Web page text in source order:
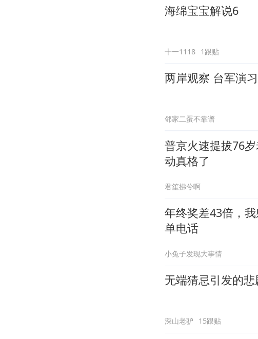
海绵宝宝解说6
十一1118 1跟贴
两岸观察 台军演
邻家二蛋不靠谱
普京火速提拔76
动真格了
君笙拂兮啊
年终奖差43倍，
单电话
小兔子发现大事情
无端猜忌引发的悲
深山老驴 15跟贴